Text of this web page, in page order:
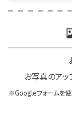
お写真のア
※Googleフォームを使